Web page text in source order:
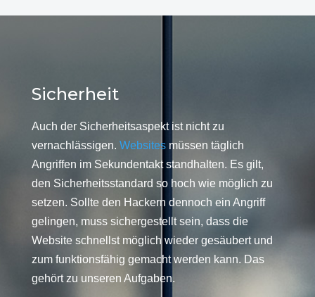
Sicherheit
Auch der Sicherheitsaspekt ist nicht zu
vernachlässigen. Websitesmüssen täglich
Angriffen im Sekundentakt standhalten. Es gilt,
den Sicherheitsstandard so hoch wie möglich zu
setzen. Sollte den Hackern dennoch ein Angriff
gelingen, muss sichergestellt sein, dass die
Website schnellst möglich wieder gesäubert und
zum funktionsfähig gemacht werden kann. Das
gehört zu unseren Aufgaben.